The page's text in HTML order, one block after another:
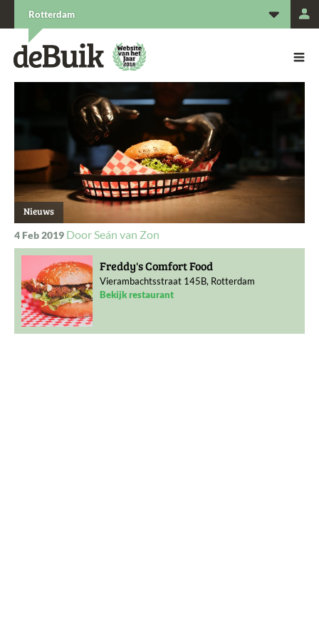
Nieuws
4 Feb 2019 Seán van Zon
Freddy's Comfort Food
Vierambachtsstraat 145B, Rotterdam
Bekijk restaurant
Rotterdam
De Buik van {city: city}
De Buik